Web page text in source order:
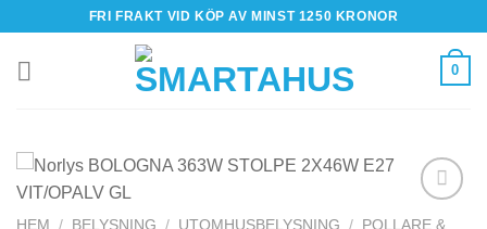
content
FRI FRAKT VID KÖP AV MINST 1250 KRONOR
0
HEM / BELYSNING / UTOMHUSBELYSNING /
POLLARE &